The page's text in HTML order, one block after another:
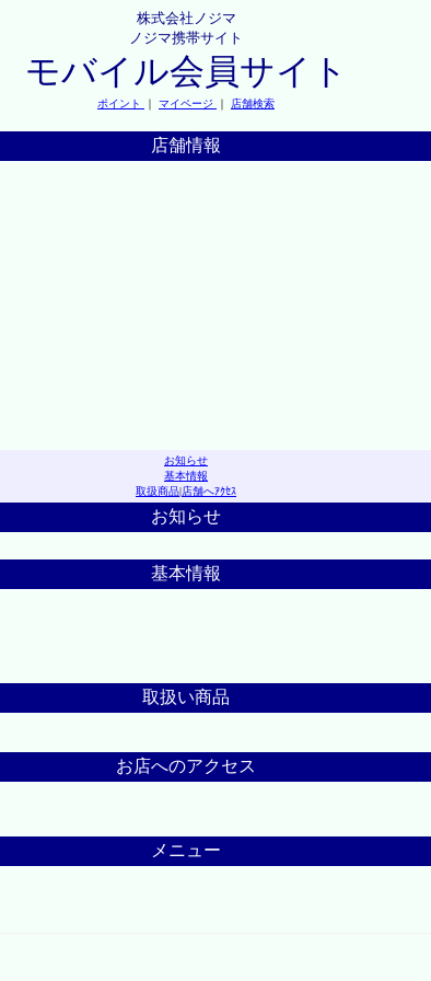
株式会社ノジマ
ノジマ携帯サイト
モバイル会員サイト
ポイント ｜ マイページ ｜ 店舗検索
店舗情報
お知らせ
基本情報
取扱商品|店舗へｱｸｾｽ
お知らせ
基本情報
取扱い商品
お店へのアクセス
メニュー